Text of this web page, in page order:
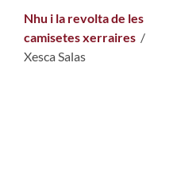
Nhu i la revolta de les
camisetes xerraires /
Xesca Salas